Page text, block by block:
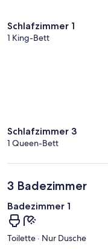
Schlafzimmer 1
1 King-Bett
Schlafzimmer 3
1 Queen-Bett
3 Badezimmer
Badezimmer 1
Toilette · Nur Dusche